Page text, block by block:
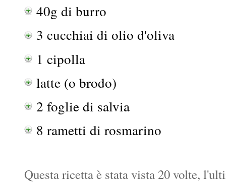
40g di burro
3 cucchiai di olio d'oliva
1 cipolla
latte (o brodo)
2 foglie di salvia
8 rametti di rosmarino
Questa ricetta è stata vista 20 volte,